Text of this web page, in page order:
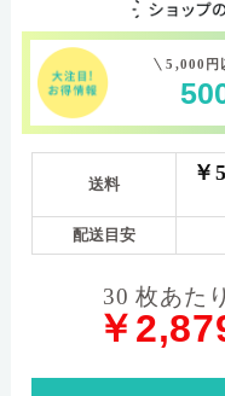
5,000円
送料 ￥
配送目安
30 枚あたり
￥